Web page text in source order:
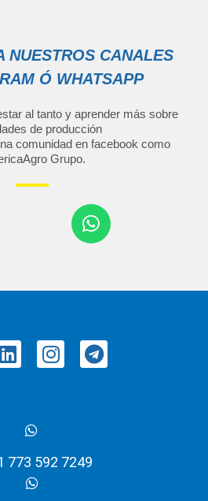
NUESTROS CANALES
Ó WHATSAPP
al tanto y aprender más sobre
de producción
comunidad en facebook como
Grupo.
773 592 7249